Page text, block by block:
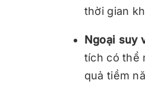
thời gian
Ngoại suy
tích có thể
quả tiềm